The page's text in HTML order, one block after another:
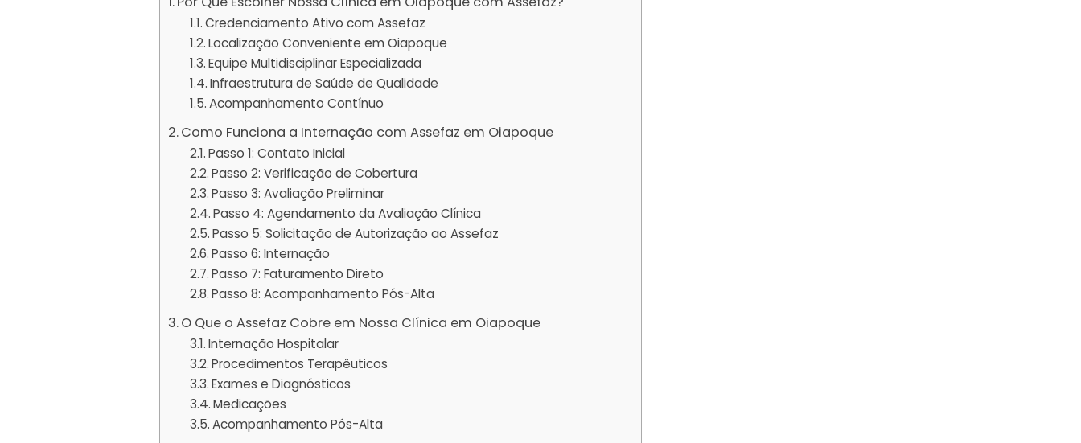
Credenciamento Ativo com Assefaz
Localização Conveniente em Oiapoque
Equipe Multidisciplinar Especializada
Infraestrutura de Saúde de Qualidade
Acompanhamento Contínuo
Como Funciona a Internação com Assefaz em Oiapoque
Passo 1: Contato Inicial
Passo 2: Verificação de Cobertura
Passo 3: Avaliação Preliminar
Passo 4: Agendamento da Avaliação Clínica
Passo 5: Solicitação de Autorização ao Assefaz
Passo 6: Internação
Passo 7: Faturamento Direto
Passo 8: Acompanhamento Pós-Alta
O Que o Assefaz Cobre em Nossa Clínica em Oiapoque
Internação Hospitalar
Procedimentos Terapêuticos
Exames e Diagnósticos
Medicações
Acompanhamento Pós-Alta